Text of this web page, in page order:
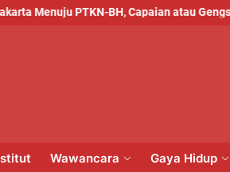
Menuju PTKN-BH, Capaian atau Gengsi?
Wawancara Gaya Hidup